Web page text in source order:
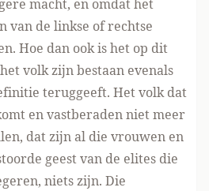
macht, en omdat het
van de linkse of rechtse
Hoe dan ook is het op dit
volk zijn bestaan evenals
teruggeeft. Het volk dat
en vastberaden niet meer
dat zijn al die vrouwen en
geest van de elites die
niets zijn. Die